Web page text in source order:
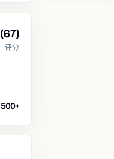
(67)
评分
500+